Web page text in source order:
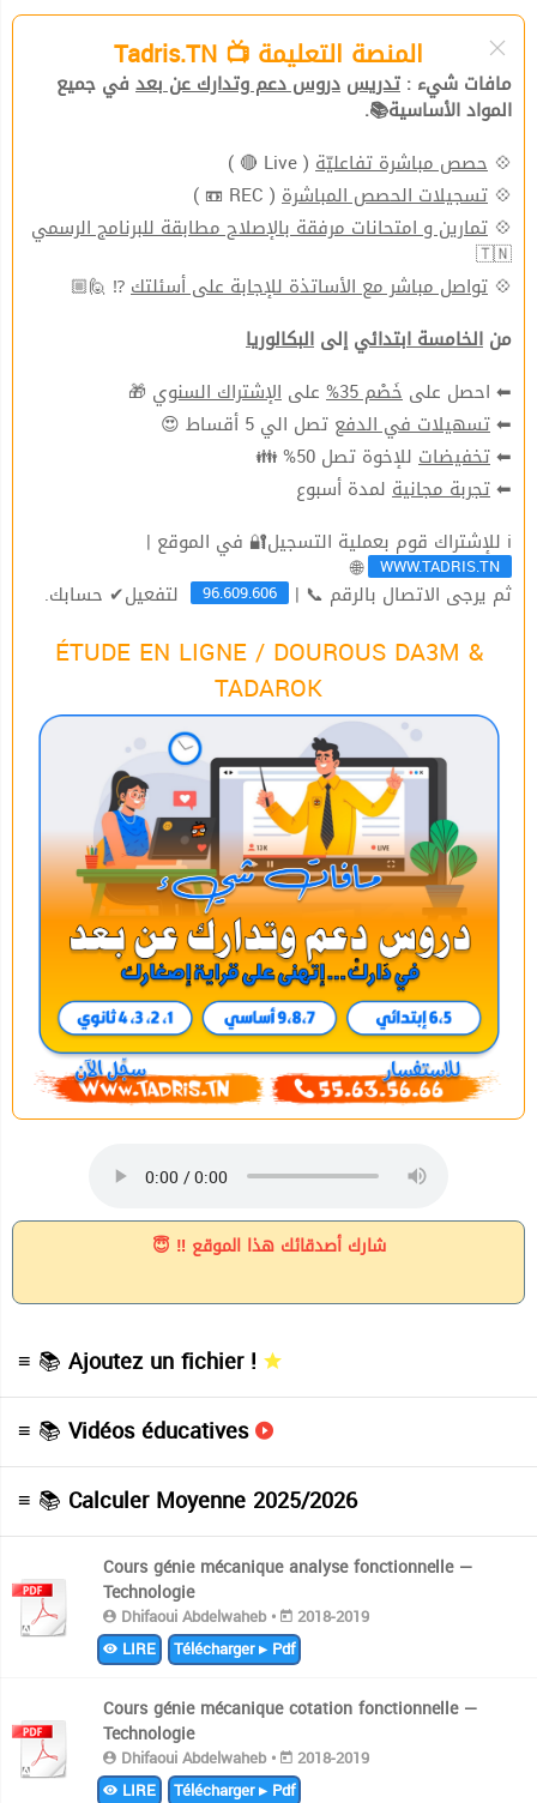
المنصة التعليمة 📺 Tadris.TN
مافات شيء : تدريس دروس دعم وتدارك عن بعد في جميع
المواد الأساسية📚.
💠 حصص مباشرة تفاعليّة ( Live 🔴 )
💠 تسجيلات الحصص المباشرة ( REC 📼 )
💠 تمارين و امتحانات مرفقة بالإصلاح مطابقة للبرنامج الرسمي
🇹🇳
💠 تواصل مباشر مع الأساتذة للإجابة على أسئلتك⁉ 🙋🏼
من الخامسة ابتدائي إلى البكالوريا
⬅ احصل على خَصْم 35% على الإشتراك السنوي 🎁
⬅تسهيلات في الدفع تصل الي 5 أقساط 😍
⬅تخفيضات للإخوة تصل 50% 👪
⬅تجربة مجانية لمدة أسبوع
ℹ للإشتراك قوم بعملية التسجيل🔐 في الموقع |
WWW.TADRIS.TN
🌐
ثم يرجى الاتصال بالرقم 📞 | 96.609.606 لتفعيل✔ حسابك.
ÉTUDE EN LIGNE / DOUROUS DA3M &
TADAROK
شارك أصدقائك هذا الموقع ‼ 😇
≡ 📚 Ajoutez un fichier !
≡ 📚 Vidéos éducatives
≡ 📚 Calculer Moyenne 2025/2026
Cours génie mécanique analyse fonctionnelle —
Technologie
Dhifaoui Abdelwaheb •
2018-2019
LIRE Télécharger ▸ Pdf
Cours génie mécanique cotation fonctionnelle —
Technologie
Dhifaoui Abdelwaheb •
2018-2019
LIRE Télécharger ▸ Pdf